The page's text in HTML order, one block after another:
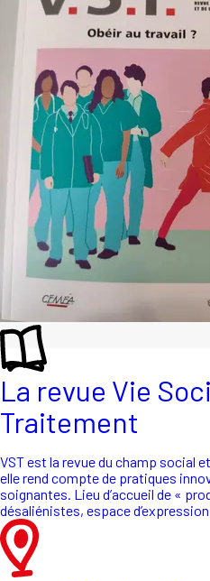
La revue Vie
Traitement
VST est la revue du champ social
elle rend compte de pratiques
soignantes. Lieu d’accueil de «
désaliénistes, espace